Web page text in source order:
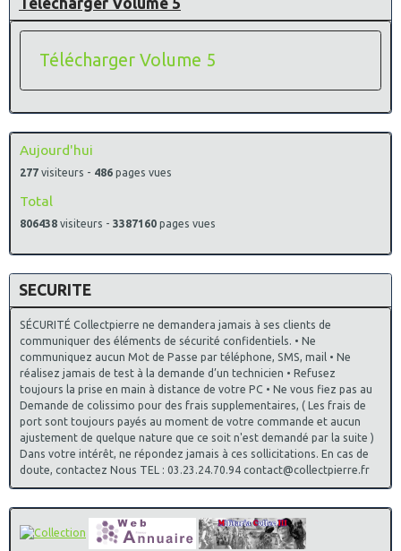
Télécharger Volume 5
Aujourd'hui
277 visiteurs - 486 pages vues
Total
806438 visiteurs - 3387160 pages vues
SECURITE
SÉCURITÉ Collectpierre ne demandera jamais à ses clients de
communiquer des éléments de sécurité confidentiels. • Ne
communiquez aucun Mot de Passe par téléphone, SMS, mail • Ne
réalisez jamais de test à la demande d’un technicien • Refusez
toujours la prise en main à distance de votre PC • Ne vous fiez pas au
Demande de colissimo pour des frais supplementaires, ( Les frais de
port sont toujours payés au moment de votre commande et aucun
ajustement de quelque nature que ce soit n'est demandé par la suite )
Dans votre intérêt, ne répondez jamais à ces sollicitations. En cas de
doute, contactez Nous TEL : 03.23.24.70.94 contact@collectpierre.fr